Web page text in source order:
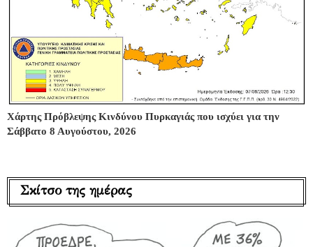
Χάρτης Πρόβλεψης Κινδύνου Πυρκαγιάς που ισχύει για την
Σάββατο 8 Αυγούστου, 2026
Σκίτσο της ημέρας